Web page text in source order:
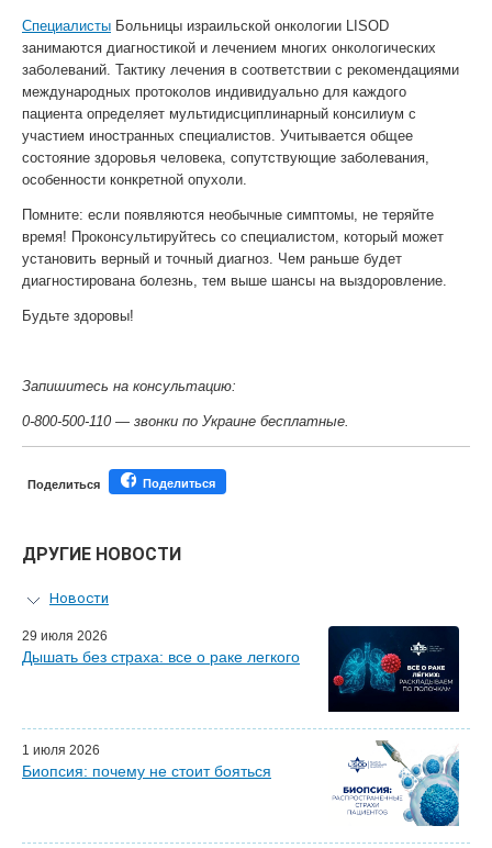
Специалисты Больницы израильской онкологии LISOD
занимаются диагностикой и лечением многих онкологических
заболеваний. Тактику лечения в соответствии с рекомендациями
международных протоколов индивидуально для каждого
пациента определяет мультидисциплинарный консилиум с
участием иностранных специалистов. Учитывается общее
состояние здоровья человека, сопутствующие заболевания,
особенности конкретной опухоли.
Помните: если появляются необычные симптомы, не теряйте
время! Проконсультируйтесь со специалистом, который может
установить верный и точный диагноз. Чем раньше будет
диагностирована болезнь, тем выше шансы на выздоровление.
Будьте здоровы!
Запишитесь на консультацию:
0-800-500-110 — звонки по Украине бесплатные.
Поделиться Поделиться
ДРУГИЕ НОВОСТИ
Новости
Персональный гид
Мастер-классы для врачей
Наши партнеры
29 июля 2026
Дышать без страха: все о раке легкого
1 июля 2026
Биопсия: почему не стоит бояться